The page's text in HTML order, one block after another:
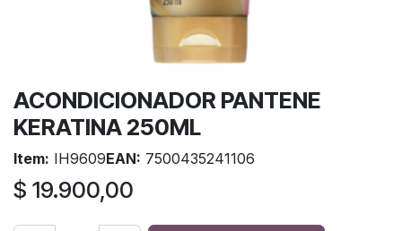
ACONDICIONADOR PANTENE
KERATINA 250ML
Item: IH9609EAN: 7500435241106
$ 19.900,00